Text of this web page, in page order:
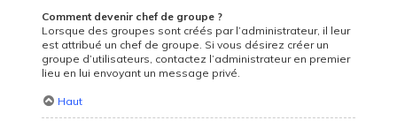
Comment devenir chef de groupe ?
Lorsque des groupes sont créés par l’administrateur, il leur
est attribué un chef de groupe. Si vous désirez créer un
groupe d’utilisateurs, contactez l’administrateur en premier
lieu en lui envoyant un message privé.
Haut